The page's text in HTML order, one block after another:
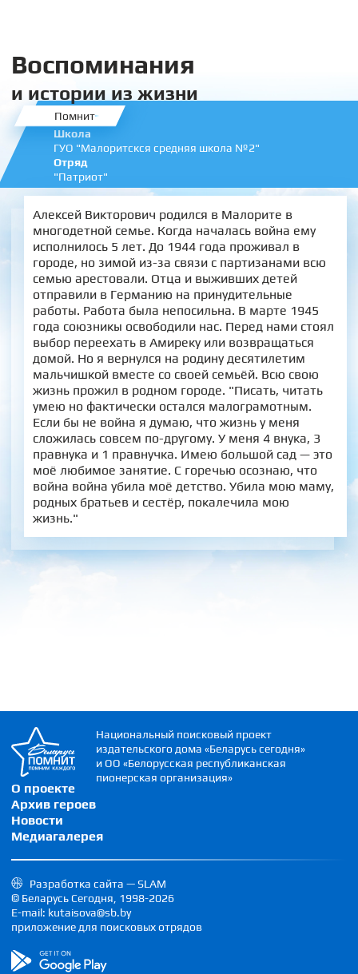
Воспоминания
и истории из жизни
Помнит
Школа
ГУО "Малоритскся средняя школа №2"
Отряд
"Патриот"
Алексей Викторович родился в Малорите в
многодетной семье. Когда началась война ему
исполнилось 5 лет. До 1944 года проживал в
городе, но зимой из-за связи с партизанами всю
семью арестовали. Отца и выживших детей
отправили в Германию на принудительные
работы. Работа была непосильна. В марте 1945
года союзникы освободили нас. Перед нами стоял
выбор переехать в Амиреку или возвращаться
домой. Но я вернулся на родину десятилетим
мальчишкой вместе со своей семьёй. Всю свою
жизнь прожил в родном городе. "Писать, читать
умею но фактически остался малограмотным.
Если бы не война я думаю, что жизнь у меня
сложилась совсем по-другому. У меня 4 внука, 3
правнука и 1 правнучка. Имею большой сад — это
моё любимое занятие. С горечью осознаю, что
война война убила моё детство. Убила мою маму,
родных братьев и сестёр, покалечила мою
жизнь."
О проекте
Архив героев
Новости
Медиагалерея
Национальный поисковый проект
издательского дома «Беларусь сегодня»
и ОО «Белорусская республиканская
пионерская организация»
Разработка сайта — SLAM
© Беларусь Сегодня, 1998-2026
E-mail: kutaisova@sb.by
приложение для поисковых отрядов